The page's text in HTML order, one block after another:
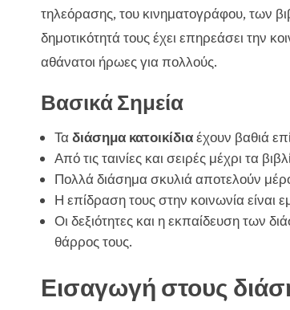
τηλεόρασης, του κινηματογράφου, των
δημοτικότητά τους έχει επηρεάσει την
αθάνατοι ήρωες για πολλούς.
Βασικά Σημεία
Ταδιάσημα κατοικίδιαέχουν βαθιά
Από τις ταινίες και σειρές μέχρι τα
Πολλά διάσημα σκυλιά αποτελούν
Η επίδραση τους στην κοινωνία είναι
Οι δεξιότητες και η εκπαίδευση των
θάρρος τους.
Εισαγωγή στους